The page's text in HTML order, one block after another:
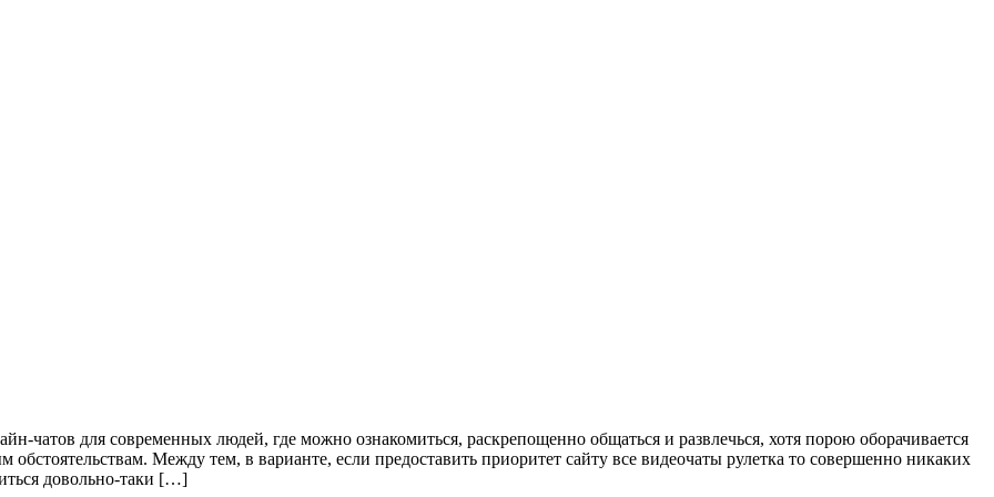
чатов для современных людей, где можно ознакомиться, раскрепощенно общаться и развлечься, хотя порою оборачивается
обстоятельствам. Между тем, в варианте, если предоставить приоритет сайту все видеочаты рулетка то совершенно никаких
довольно-таки […]